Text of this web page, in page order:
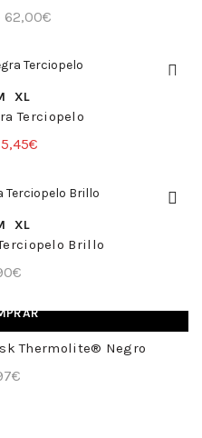
62,00€
precios:
hasta
RÁPIDA
XL
Terciopelo
El
original
10,90€.
5,45€
actual
RÁPIDA
XL
Brillo
€
Thermolite® Negro
€